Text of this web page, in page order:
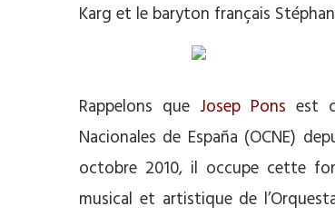
Karg et le baryton français
Rappelons que Josep Pons est
Nacionales de España (OCNE)
octobre 2010, il occupe cette
musical et artistique de